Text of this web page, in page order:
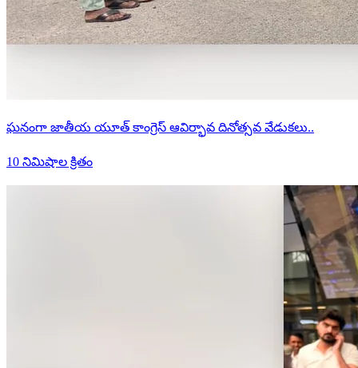
ఘనంగా జాతీయ యూత్ కాంగ్రెస్ ఆవిర్భావ దినోత్సవ వేడుకలు..
10 నిమిషాల క్రితం